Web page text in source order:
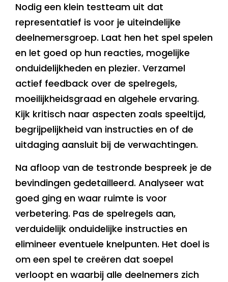
Nodig een klein testteam uit dat
representatief is voor je uiteindelijke
deelnemersgroep. Laat hen het spel spelen
en let goed op hun reacties, mogelijke
onduidelijkheden en plezier. Verzamel
actief feedback over de spelregels,
moeilijkheidsgraad en algehele ervaring.
Kijk kritisch naar aspecten zoals speeltijd,
begrijpelijkheid van instructies en of de
uitdaging aansluit bij de verwachtingen.
Na afloop van de testronde bespreek je de
bevindingen gedetailleerd. Analyseer wat
goed ging en waar ruimte is voor
verbetering. Pas de spelregels aan,
verduidelijk onduidelijke instructies en
elimineer eventuele knelpunten. Het doel is
om een spel te creëren dat soepel
verloopt en waarbij alle deelnemers zich